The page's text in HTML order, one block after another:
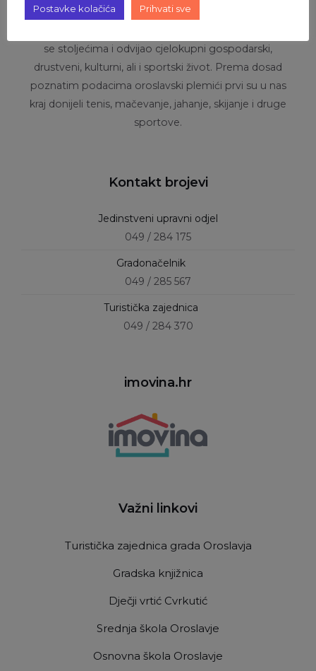
se stoljećima i odvijao cjelokupni gospodarski,
drustveni, kulturni, ali i sportski život. Prema dosad
poznatim podacima oroslavski plemići prvi su u nas
kraj donijeli tenis, mačevanje, jahanje, skijanje i druge
sportove.
Kontakt brojevi
Jedinstveni upravni odjel
049 / 284 175
Gradonačelnik
049 / 285 567
Turistička zajednica
049 / 284 370
imovina.hr
Važni linkovi
Turistička zajednica grada Oroslavja
Gradska knjižnica
Dječji vrtić Cvrkutić
Srednja škola Oroslavje
Osnovna škola Oroslavje
Postavke kolačića Prihvati sve